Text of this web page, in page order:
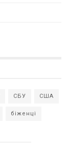
СБУ США
біженці